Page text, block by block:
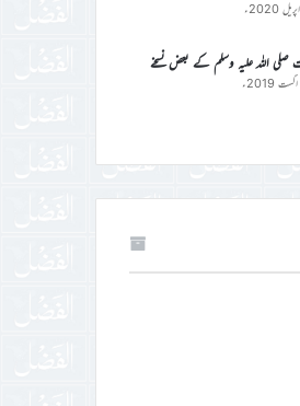
صلی اللہ علیہ وسلم کے بعض نسخے